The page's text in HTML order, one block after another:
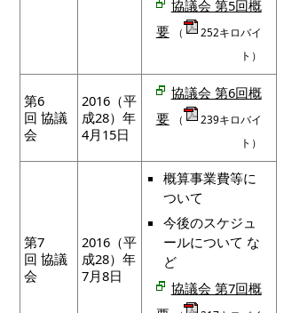
協議会 第5回概
要
（
252キロバイ
ト）
第6
回 協議
会
2016（平
成28）年
4月15日
協議会 第6回概
要
（
239キロバイ
ト）
第7
回 協議
会
2016（平
成28）年
7月8日
概算事業費等に
ついて
今後のスケジュ
ールについて な
ど
協議会 第7回概